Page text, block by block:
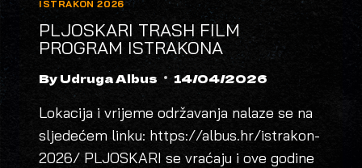
ISTRAKON 2026
PLJOSKARI TRASH FILM
PROGRAM ISTRAKONA
ByUdruga Albus 14/04/2026
Lokacija i vrijeme održavanja nalaze se na
sljedećem linku: https://albus.hr/istrakon-
2026/ PLJOSKARI se vraćaju i ove godine